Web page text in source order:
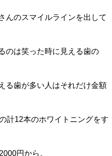
んのスマイルラインを出して
のは笑った時に見える歯の
る歯が多い人はそれだけ金額
計12本のホワイトニングをす
円から。